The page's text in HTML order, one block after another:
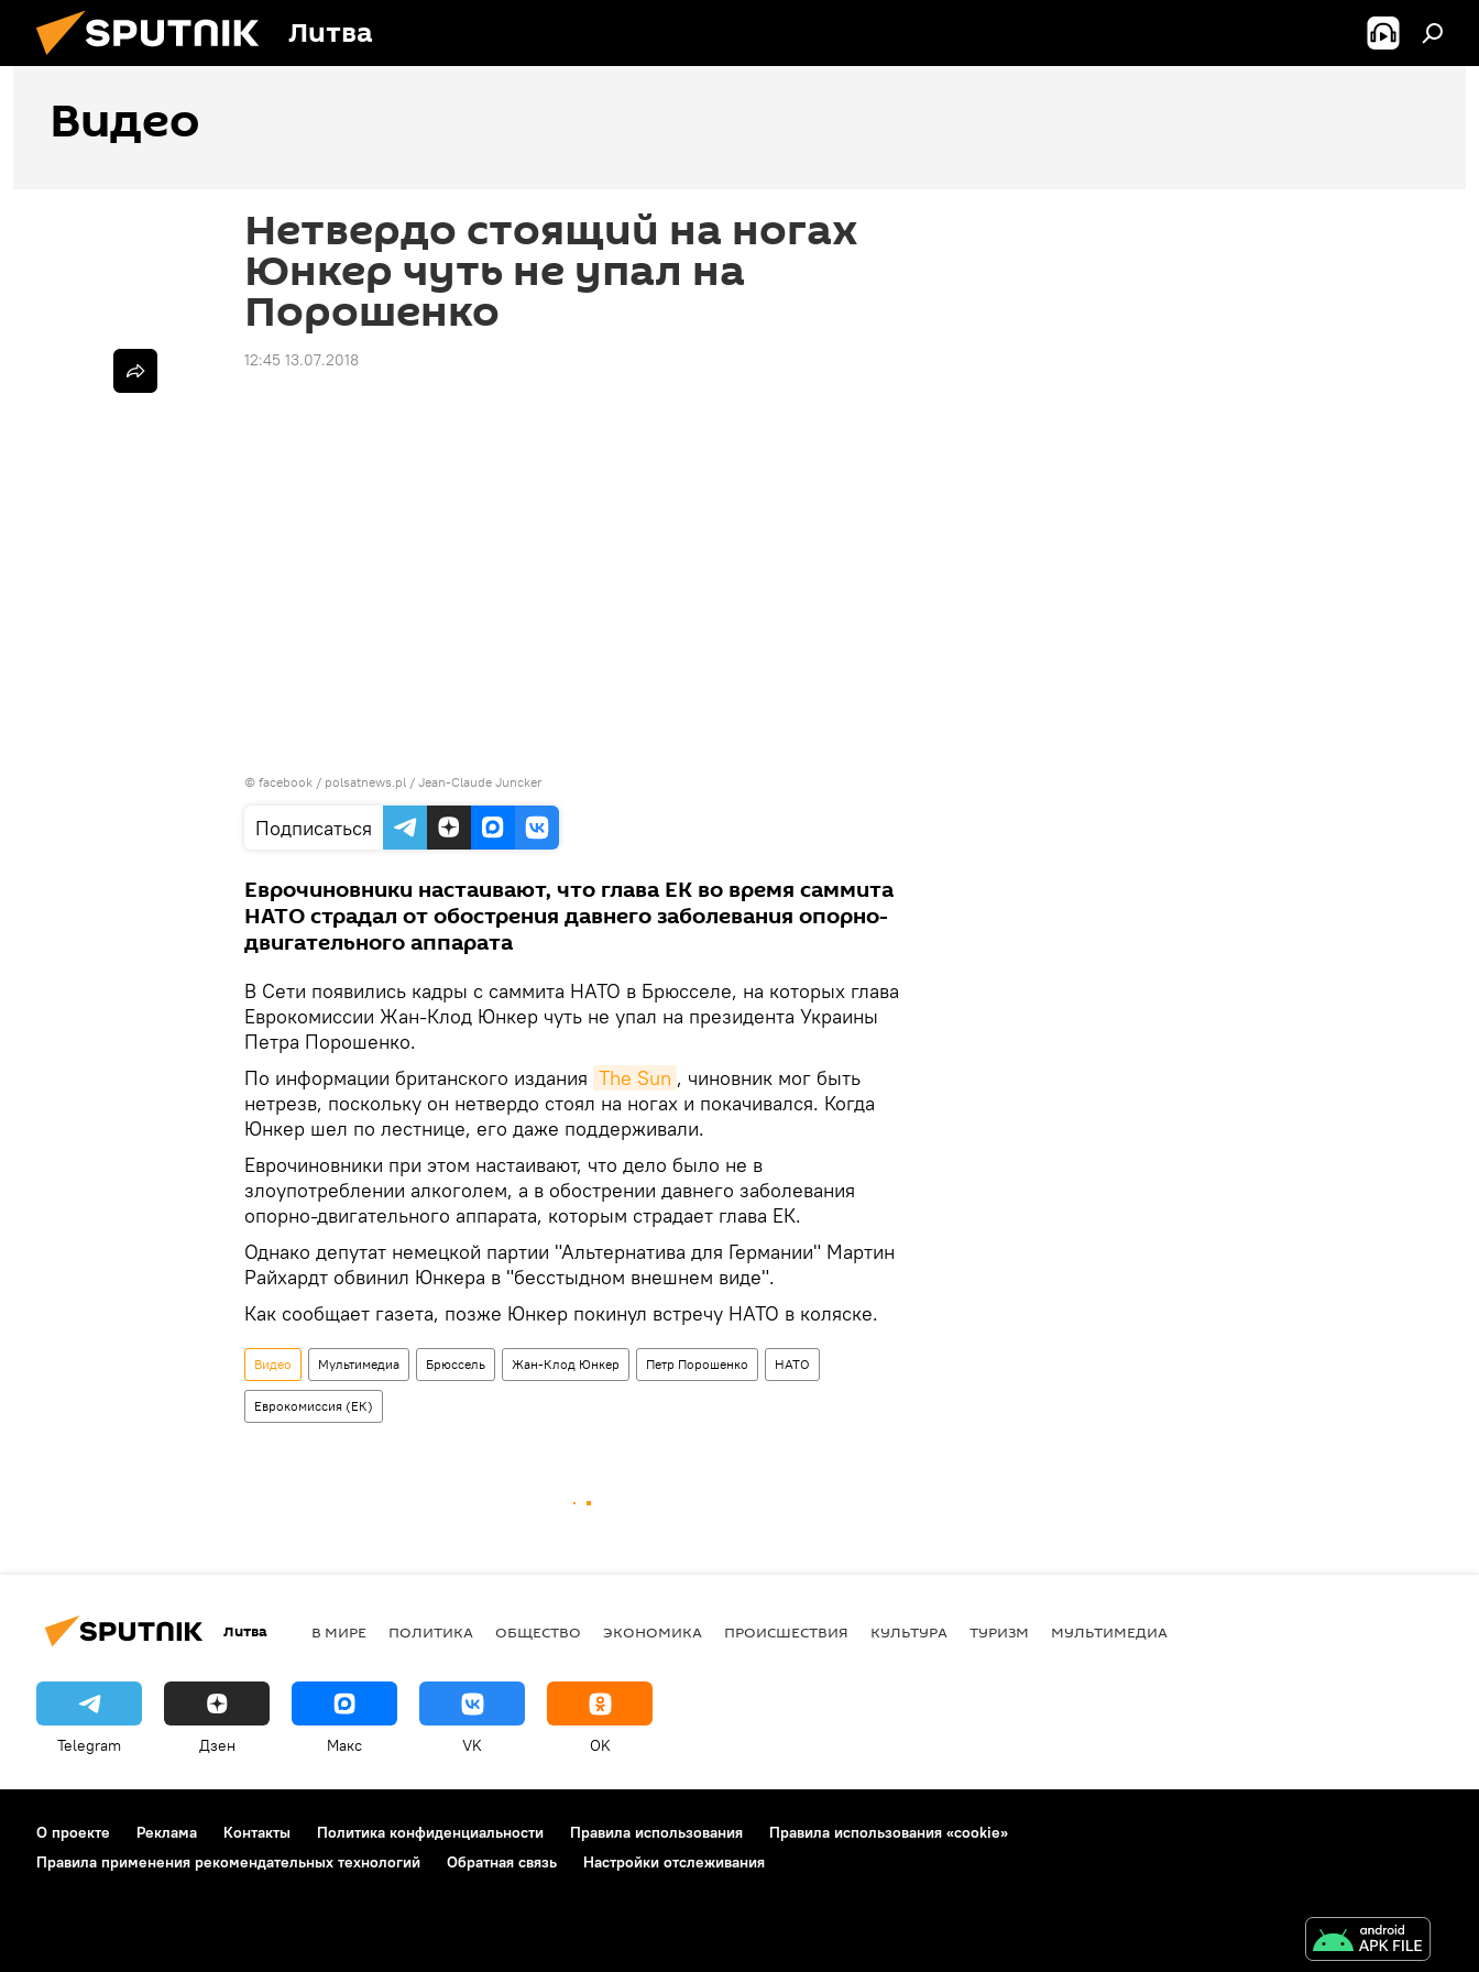
Литва
Видео
Нетвердо стоящий на ногах
Юнкер чуть не упал на
Порошенко
12:45 13.07.2018
© facebook / polsatnews.pl / Jean-Claude Juncker
Подписаться
Еврочиновники настаивают, что глава ЕК во время саммита
НАТО страдал от обострения давнего заболевания опорно-
двигательного аппарата
В Cети появились кадры с саммита НАТО в Брюсселе, на которых глава
Еврокомиссии Жан-Клод Юнкер чуть не упал на президента Украины
Петра Порошенко.
По информации британского издания The Sun , чиновник мог быть
нетрезв, поскольку он нетвердо стоял на ногах и покачивался. Когда
Юнкер шел по лестнице, его даже поддерживали.
Еврочиновники при этом настаивают, что дело было не в
злоупотреблении алкоголем, а в обострении давнего заболевания
опорно-двигательного аппарата, которым страдает глава ЕК.
Однако депутат немецкой партии "Альтернатива для Германии" Мартин
Райхардт обвинил Юнкера в "бесстыдном внешнем виде".
Как сообщает газета, позже Юнкер покинул встречу НАТО в коляске.
Видео Мультимедиа Брюссель Жан-Клод Юнкер Петр Порошенко НАТО
Еврокомиссия (ЕК)
Литва В МИРЕ ПОЛИТИКА ОБЩЕСТВО ЭКОНОМИКА ПРОИСШЕСТВИЯ КУЛЬТУРА ТУРИЗМ МУЛЬТИМЕДИА
Telegram Дзен Макс VK OK
О проекте Реклама Контакты Политика конфиденциальности Правила использования
Правила использования «cookie»
Правила применения рекомендательных технологий
Обратная связь Настройки отслеживания